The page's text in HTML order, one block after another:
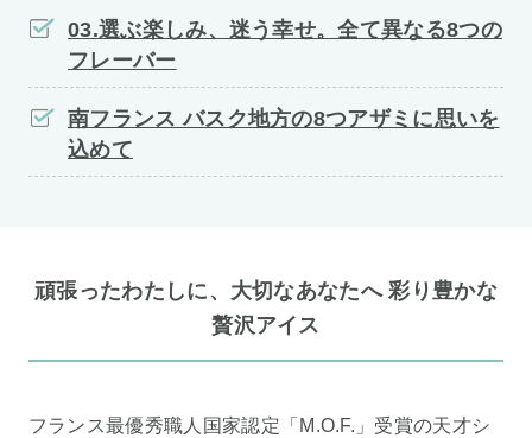
03.選ぶ楽しみ、迷う幸せ。全て異なる8つの
フレーバー
南フランス バスク地方の8つアザミに思いを
込めて
頑張ったわたしに、大切なあなたへ 彩り豊かな
贅沢アイス
フランス最優秀職人国家認定「M.O.F.」受賞の天才シ